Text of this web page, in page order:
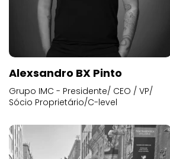
Alexsandro BX Pinto
Grupo IMC - Presidente/ CEO / VP/
Sócio Proprietário/C-level